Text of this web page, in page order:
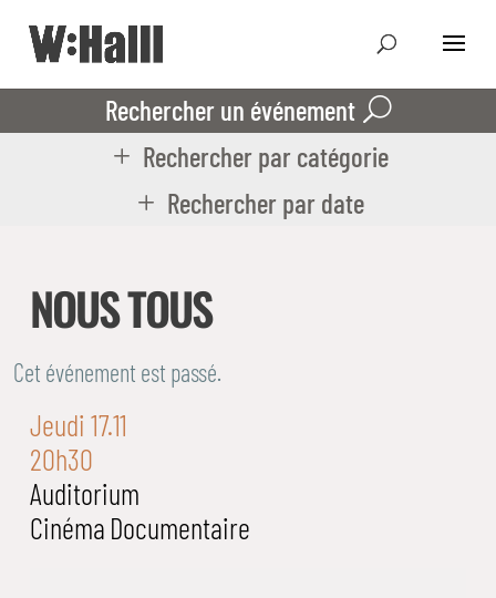
Rechercher un événement
Rechercher par catégorie
Rechercher par date
NOUS TOUS
Cet événement est passé.
Jeudi 17.11
20h30
Auditorium
Cinéma Documentaire